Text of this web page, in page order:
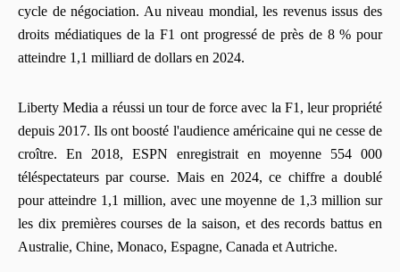
cycle de négociation. Au niveau mondial, les revenus issus des
droits médiatiques de la F1 ont progressé de près de 8 % pour
atteindre 1,1 milliard de dollars en 2024.
Liberty Media a réussi un tour de force avec la F1, leur propriété
depuis 2017. Ils ont boosté l'audience américaine qui ne cesse de
croître. En 2018, ESPN enregistrait en moyenne 554 000
téléspectateurs par course. Mais en 2024, ce chiffre a doublé
pour atteindre 1,1 million, avec une moyenne de 1,3 million sur
les dix premières courses de la saison, et des records battus en
Australie, Chine, Monaco, Espagne, Canada et Autriche.